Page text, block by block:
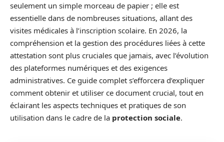
seulement un simple morceau de papier ; elle est
essentielle dans de nombreuses situations, allant des
visites médicales à l’inscription scolaire. En 2026, la
compréhension et la gestion des procédures liées à cette
attestation sont plus cruciales que jamais, avec l’évolution
des plateformes numériques et des exigences
administratives. Ce guide complet s’efforcera d’expliquer
comment obtenir et utiliser ce document crucial, tout en
éclairant les aspects techniques et pratiques de son
utilisation dans le cadre de la protection sociale.